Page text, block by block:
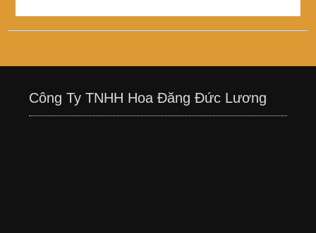
Công Ty TNHH Hoa Đăng Đức Lương